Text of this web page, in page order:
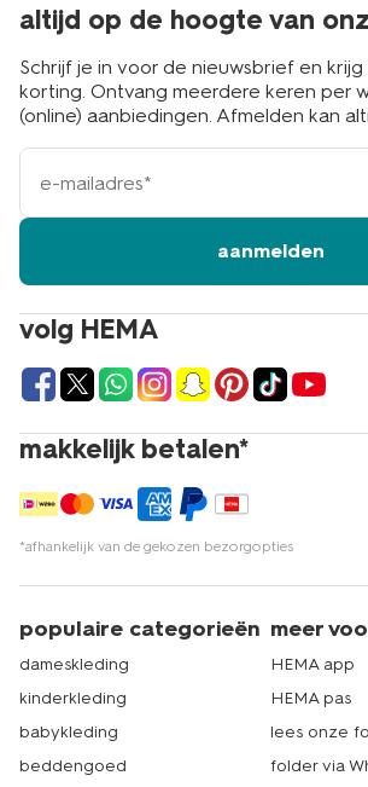
volg HEMA
makkelijk betalen*
*afhankelijk van de gekozen bezorgopties
altijd op de hoogte van
Schrijf je in voor de nieuwsbrief en krijg
korting. Ontvang meerdere keren per
(online) aanbiedingen. Afmelden kan
e-
mailadres
aanmelden
populaire categorieën
dameskleding
kinderkleding
babykleding
beddengoed
meer
HEMA app
HEMA pas
lees onze
folder via